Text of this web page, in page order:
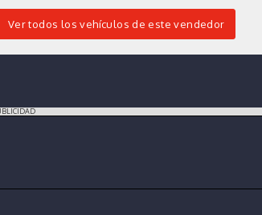
Ver todos los vehículos de este vendedor